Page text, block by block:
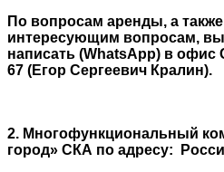
По вопросам аренды, а
интересующим вопросам,
написать (WhatsApp) в офис
67 (Егор Сергеевич Кралин).
2. Многофункциональный
город» СКА по адресу: